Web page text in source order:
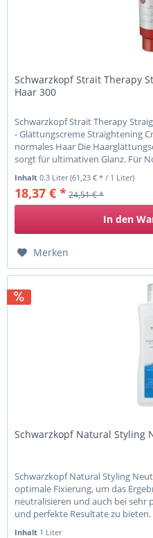
Schwarzkopf Strait Therapy
Haar 300
Schwarzkopf Strait Therapy
- Glättungscreme Straightening
normales Haar Die
sorgt für ultimativen Glanz. Für
Inhalt0.3 Liter(61,23 € * / 1 Liter)
18,37 € *24,51 € *
In den
Merken
Schwarzkopf Natural Styling
Schwarzkopf Natural Styling
optimale Fixierung, um das
neutralisieren und auch bei sehr
und perfekte Resultate zu
Inhalt 1 Liter